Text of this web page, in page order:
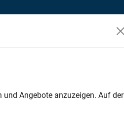
Angebote anzuzeigen. Auf der